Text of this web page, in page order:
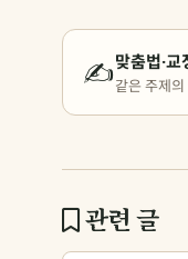
✍️맞춤법·
같은 주제
관련 글